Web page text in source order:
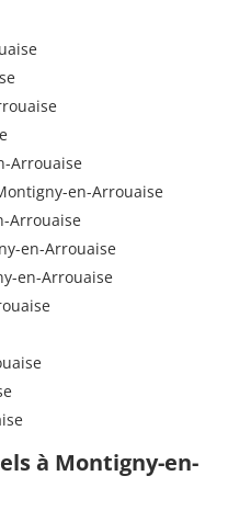
Arrouaise
en-Arrouaise
Arrouaise
en-Arrouaise
en-Arrouaise
à Montigny-en-